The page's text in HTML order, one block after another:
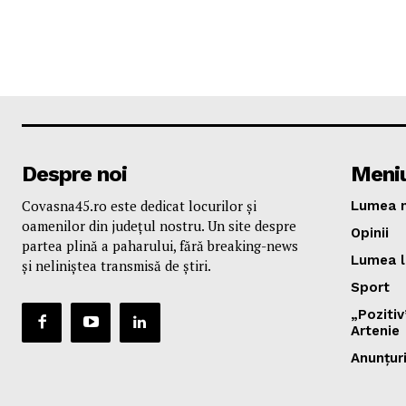
Despre noi
Covasna45.ro este dedicat locurilor și
oamenilor din județul nostru. Un site despre
partea plină a paharului, fără breaking-news
și neliniștea transmisă de știri.
Lumea
Opinii
Lumea
Sport
Artenie
Anunțuri